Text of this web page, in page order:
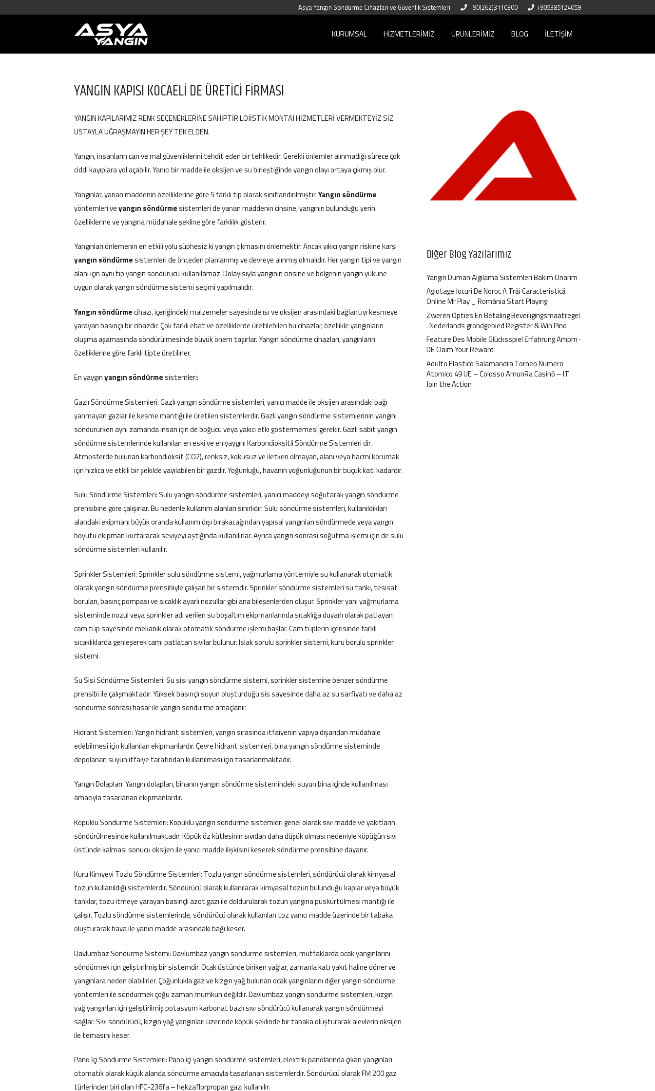
Asya Yangın Söndürme Cihazları ve Güvenlik Sistemleri +90(262)3110300 +905385124059
KURUMSAL HIZMETLERIMIZ ÜRÜNLERIMIZ BLOG İLETIŞIM
YANGIN KAPISI KOCAELİ DE ÜRETİCİ FİRMASI
YANGIN KAPILARIMIZ RENK SEÇENEKLERİNE SAHİPTİR LOJİSTİK MONTAJ HİZMETLERİ VERMEKTEYİZ SİZ
USTAYLA UĞRAŞMAYIN HER ŞEY TEK ELDEN.
Yangın, insanların can ve mal güvenliklerini tehdit eden bir tehlikedir. Gerekli önlemler alınmadığı sürece çok
ciddi kayıplara yol açabilir. Yanıcı bir madde ile oksijen ve su birleştiğinde yangın olayı ortaya çıkmış olur.
Yangınlar, yanan maddenin özelliklerine göre 5 farklı tip olarak sınıflandırılmıştır.Yangın söndürme
yöntemleri veyangın söndürmesistemleri de yanan maddenin cinsine, yangının bulunduğu yerin
özelliklerine ve yangına müdahale şekline göre farklılık gösterir.
Yangınları önlemenin en etkili yolu şüphesiz ki yangın çıkmasını önlemektir. Ancak yıkıcı yangın riskine karşı
yangın söndürmesistemleri de önceden planlanmış ve devreye alınmış olmalıdır. Her yangın tipi ve yangın
alanı için aynı tip yangın söndürücü kullanılamaz. Dolayısıyla yangının cinsine ve bölgenin yangın yüküne
uygun olarak yangın söndürme sistemi seçimi yapılmalıdır.
Yangın söndürmecihazı, içeriğindeki malzemeler sayesinde ısı ve oksijen arasındaki bağlantıyı kesmeye
yarayan basınçlı bir cihazdır. Çok farklı ebat ve özelliklerde üretilebilen bu cihazlar, özellikle yangınların
oluşma aşamasında söndürülmesinde büyük önem taşırlar. Yangın söndürme cihazları, yangınların
özelliklerine göre farklı tipte üretilirler.
En yaygınyangın söndürmesistemleri:
Gazlı Söndürme Sistemleri: Gazlı yangın söndürme sistemleri, yanıcı madde ile oksijen arasındaki bağı
yanmayan gazlar ile kesme mantığı ile üretilen sistemlerdir. Gazlı yangın söndürme sistemlerinin yangını
söndürürken aynı zamanda insan için de boğucu veya yakıcı etki göstermemesi gerekir. Gazlı sabit yangın
söndürme sistemlerinde kullanılan en eski ve en yaygını Karbondioksitli Söndürme Sistemleri dir.
Atmosferde bulunan karbondioksit (CO2), renksiz, kokusuz ve iletken olmayan, alanı veya hacmi korumak
için hızlıca ve etkili bir şekilde yayılabilen bir gazdır. Yoğunluğu, havanın yoğunluğunun bir buçuk katı kadardır.
Sulu Söndürme Sistemleri: Sulu yangın söndürme sistemleri, yanıcı maddeyi soğutarak yangın söndürme
prensibine göre çalışırlar. Bu nedenle kullanım alanları sınırlıdır. Sulu söndürme sistemleri, kullanıldıkları
alandaki ekipmanı büyük oranda kullanım dışı bırakacağından yapısal yangınları söndürmede veya yangın
boyutu ekipman kurtaracak seviyeyi aştığında kullanılırlar. Ayrıca yangın sonrası soğutma işlemi için de sulu
söndürme sistemleri kullanılır.
Sprinkler Sistemleri: Sprinkler sulu söndürme sistemi, yağmurlama yöntemiyle su kullanarak otomatik
olarak yangın söndürme prensibiyle çalışan bir sistemdir. Sprinkler söndürme sistemleri su tankı, tesisat
boruları, basınç pompası ve sıcaklık ayarlı nozullar gibi ana bileşenlerden oluşur. Sprinkler yani yağmurlama
sisteminde nozul veya sprinkler adı verilen su boşaltım ekipmanlarında sıcaklığa duyarlı olarak patlayan
cam tüp sayesinde mekanik olarak otomatik söndürme işlemi başlar. Cam tüplerin içerisinde farklı
sıcaklıklarda genleşerek camı patlatan sıvılar bulunur.Islak sorulu sprinkler sistemi, kuru borulu sprinkler
sistemi.
Su Sisi Söndürme Sistemleri: Su sisi yangın söndürme sistemi, sprinkler sistemine benzer söndürme
prensibi ile çalışmaktadır. Yüksek basınçlı suyun oluşturduğu sis sayesinde daha az su sarfiyatı ve daha az
söndürme sonrası hasar ile yangın söndürme amaçlanır.
Hidrant Sistemleri: Yangın hidrant sistemleri, yangın sırasında itfaiyenin yapıya dışarıdan müdahale
edebilmesi için kullanılan ekipmanlardır. Çevre hidrant sistemleri, bina yangın söndürme sisteminde
depolanan suyun itfaiye tarafından kullanılması için tasarlanmaktadır.
Yangın Dolapları: Yangın dolapları, binanın yangın söndürme sistemindeki suyun bina içinde kullanılması
amacıyla tasarlanan ekipmanlardır.
Köpüklü Söndürme Sistemleri: Köpüklü yangın söndürme sistemleri genel olarak sıvı madde ve yakıtların
söndürülmesinde kullanılmaktadır. Köpük öz kütlesinin sıvıdan daha düşük olması nedeniyle köpüğün sıvı
üstünde kalması sonucu oksijen ile yanıcı madde ilişkisini keserek söndürme prensibine dayanır.
Kuru Kimyevi Tozlu Söndürme Sistemleri: Tozlu yangın söndürme sistemleri, söndürücü olarak kimyasal
tozun kullanıldığı sistemlerdir. Söndürücü olarak kullanılacak kimyasal tozun bulunduğu kaplar veya büyük
tanklar, tozu itmeye yarayan basınçlı azot gazı ile doldurularak tozun yangına püskürtülmesi mantığı ile
çalışır. Tozlu söndürme sistemlerinde, söndürücü olarak kullanılan toz yanıcı madde üzerinde bir tabaka
oluşturarak hava ile yanıcı madde arasındaki bağı keser.
Davlumbaz Söndürme Sistemi: Davlumbaz yangın söndürme sistemleri, mutfaklarda ocak yangınlarını
söndürmek için geliştirilmiş bir sistemdir. Ocak üstünde biriken yağlar, zamanla katı yakıt haline döner ve
yangınlara neden olabilirler. Çoğunlukla gaz ve kızgın yağ bulunan ocak yangınlarını diğer yangın söndürme
yöntemleri ile söndürmek çoğu zaman mümkün değildir. Davlumbaz yangın söndürme sistemleri, kızgın
yağ yangınları için geliştirilmiş potasyum karbonat bazlı sıvı söndürücü kullanarak yangın söndürmeyi
sağlar. Sıvı söndürücü, kızgın yağ yangınları üzerinde köpük şeklinde bir tabaka oluşturarak alevlerin oksijen
ile temasını keser.
Pano İçi Söndürme Sistemleri: Pano içi yangın söndürme sistemleri, elektrik panolarında çıkan yangınları
otomatik olarak küçük alanda söndürme amacıyla tasarlanan sistemlerdir. Söndürücü olarak FM 200 gaz
türlerinden biri olan HFC-236fa – hekzaflorpropan gazı kullanılır.
Diğer Blog Yazılarımız
Yangın Duman Algılama Sistemleri Bakım Onarım
Agiotage Jocuri De Noroc A Trăi Caracteristică
Online Mr Play _ România Start Playing
Zweren Opties En Betaling Beveiligingsmaatregel
. Nederlands grondgebied Register & Win Pino
Feature Des Mobile Glücksspiel Erfahrung Ampm ·
DE Claim Your Reward
Adulto Elastico Salamandra Torneo Numero
Atomico 49 UE – Colosso AmunRa Casinò – IT
Join the Action